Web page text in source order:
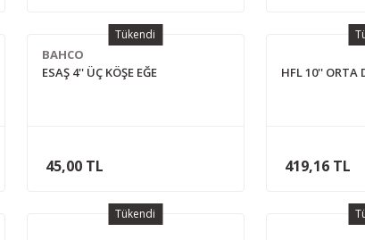
Tükendi
BAHCO
ESAŞ 4'' ÜÇ KÖŞE EĞE
45,00 TL
HFL 10'' ORTA
419,16 TL
Tükendi